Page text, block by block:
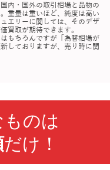
内・国外の取引相場と品物の
重量は重いほど、純度は高い
エリーに関しては、そのデザ
買取が期待できます。
もちろんですが「為替相場が
しておりますが、売り時に関
のは
だけ！